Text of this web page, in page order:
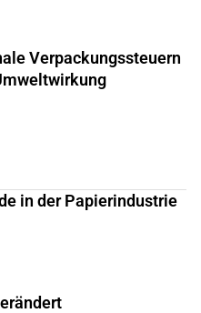
Verpackungssteuern
in der Papierindustrie